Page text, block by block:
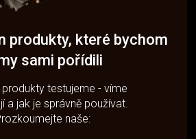
produkty, které bychom
sami pořídili
testujeme - víme
a jak je správně používat.
naše: